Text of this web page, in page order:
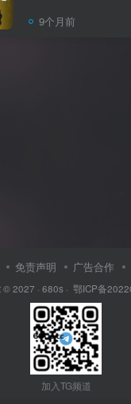
9个月前
免责声明 广告合作
2027 · 680s · 鄂ICP备
加入TG频道